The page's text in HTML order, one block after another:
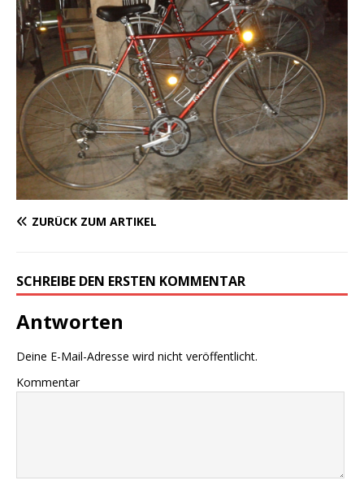
ZURÜCK ZUM ARTIKEL
SCHREIBE DEN ERSTEN KOMMENTAR
Antworten
Deine E-Mail-Adresse wird nicht veröffentlicht.
Kommentar